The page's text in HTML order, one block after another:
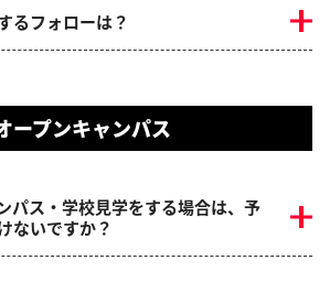
るフォローは？
ープンキャンパス
パス・学校見学をする場合は、予
ないですか？